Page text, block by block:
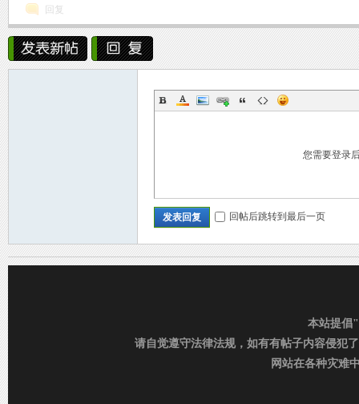
回复
您需要登录
发表回复 回帖后跳转到最后一页
本站提倡
请自觉遵守法律法规，如有有帖子内容侵犯
网站在各种灾难